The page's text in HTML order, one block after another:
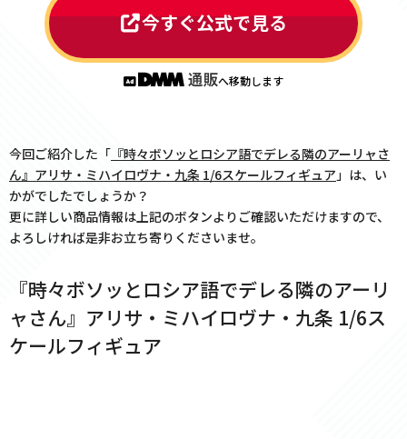
今すぐ公式で見る
へ移動します
今回ご紹介した「 『時々ボソッとロシア語でデレる隣のアーリャさ
ん』アリサ・ミハイロヴナ・九条 1/6スケールフィギュア 」は、い
かがでしたでしょうか？
更に詳しい商品情報は上記のボタンよりご確認いただけますので、
よろしければ是非お立ち寄りくださいませ。
『時々ボソッとロシア語でデレる隣のアーリ
ャさん』アリサ・ミハイロヴナ・九条 1/6ス
ケールフィギュア